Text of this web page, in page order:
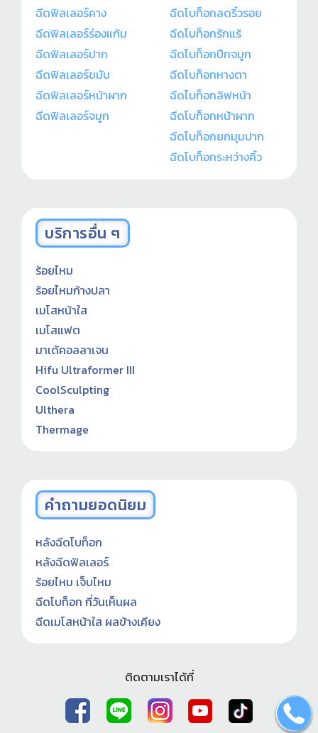
ฉีดฟิลเลอร์คาง
ฉีดฟิลเลอร์ร่องแก้ม
ฉีดฟิลเลอร์ปาก
ฉีดฟิลเลอร์ขมับ
ฉีดฟิลเลอร์หน้าผาก
ฉีดฟิลเลอร์จมูก
ฉีดโบท็อกลดริ้วรอย
ฉีดโบท็อกรักแร้
ฉีดโบท็อกปีกจมูก
ฉีดโบท็อกหางตา
ฉีดโบท็อกลิฟหน้า
ฉีดโบท็อกหน้าผาก
ฉีดโบท็อกยกมุมปาก
ฉีดโบท็อกระหว่างคิ้ว
คำถามยอดนิยม
หลังฉีดโบท็อก
หลังฉีดฟิลเลอร์
ร้อยไหม เจ็บไหม
ฉีดโบท็อก กี่วันเห็นผล
ฉีดเมโสหน้าใส ผลข้างเคียง
บริการอื่น ๆ
ร้อยไหม
ร้อยไหมก้างปลา
เมโสหน้าใส
เมโสแฟต
มาเด้คอลลาเจน
Hifu Ultraformer III
CoolSculpting
Ulthera
Thermage
ติดตามเราได้ที่